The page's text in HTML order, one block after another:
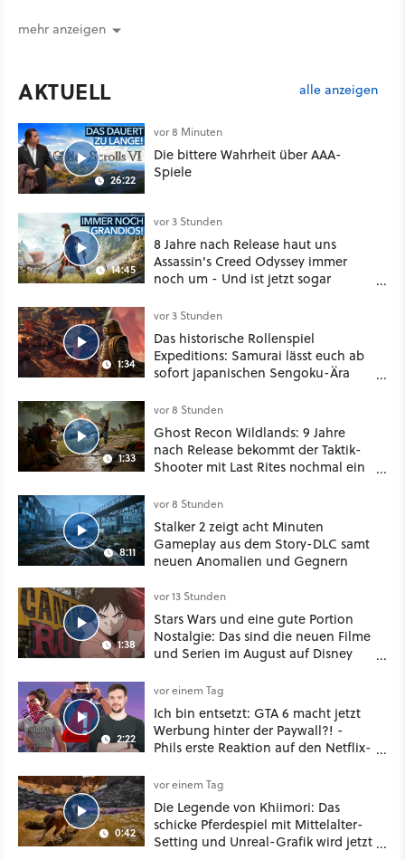
mehr anzeigen
AKTUELL alle anzeigen
26:22
vor 8 Minuten
Die bittere Wahrheit über AAA-
Spiele
14:45
vor 3 Stunden
8 Jahre nach Release haut uns
Assassin's Creed Odyssey immer
noch um - Und ist jetzt sogar
1:34
vor 3 Stunden
Das historische Rollenspiel
Expeditions: Samurai lässt euch ab
sofort japanischen Sengoku-Ära
oder Diplomatie
1:33
vor 8 Stunden
Ghost Recon Wildlands: 9 Jahre
nach Release bekommt der Taktik-
Shooter mit Last Rites nochmal ein
8:11
vor 8 Stunden
Stalker 2 zeigt acht Minuten
Gameplay aus dem Story-DLC samt
neuen Anomalien und Gegnern
1:38
vor 13 Stunden
Stars Wars und eine gute Portion
Nostalgie: Das sind die neuen Filme
und Serien im August auf Disney
2:22
vor einem Tag
Ich bin entsetzt: GTA 6 macht jetzt
Werbung hinter der Paywall?! -
Phils erste Reaktion auf den Netflix-
0:42
vor einem Tag
Die Legende von Khiimori: Das
schicke Pferdespiel mit Mittelalter-
Setting und Unreal-Grafik wird jetzt